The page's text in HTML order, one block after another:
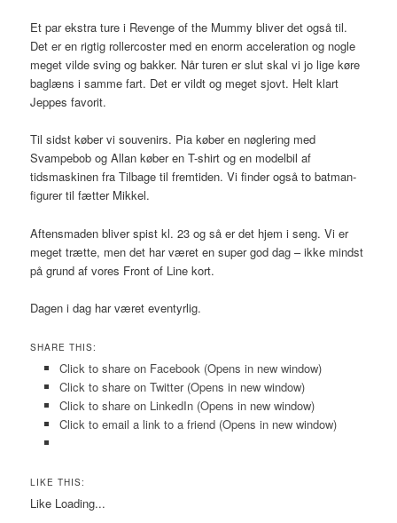
Et par ekstra ture i Revenge of the Mummy bliver det også til.
Det er en rigtig rollercoster med en enorm acceleration og nogle
meget vilde sving og bakker. Når turen er slut skal vi jo lige køre
baglæns i samme fart. Det er vildt og meget sjovt. Helt klart
Jeppes favorit.
Til sidst køber vi souvenirs. Pia køber en nøglering med
Svampebob og Allan køber en T-shirt og en modelbil af
tidsmaskinen fra Tilbage til fremtiden. Vi finder også to batman-
figurer til fætter Mikkel.
Aftensmaden bliver spist kl. 23 og så er det hjem i seng. Vi er
meget trætte, men det har været en super god dag – ikke mindst
på grund af vores Front of Line kort.
Dagen i dag har været eventyrlig.
SHARE THIS:
Click to share on Facebook (Opens in new window)
Click to share on Twitter (Opens in new window)
Click to share on LinkedIn (Opens in new window)
Click to email a link to a friend (Opens in new window)
LIKE THIS:
Like Loading...